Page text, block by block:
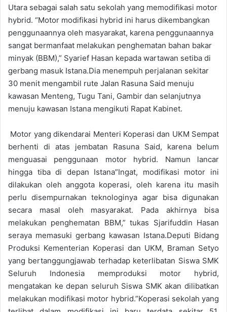
Utara sebagai salah satu sekolah yang memodifikasi motor
hybrid. “Motor modifikasi hybrid ini harus dikembangkan
penggunaannya oleh masyarakat, karena penggunaannya
sangat bermanfaat melakukan penghematan bahan bakar
minyak (BBM),” Syarief Hasan kepada wartawan setiba di
gerbang masuk Istana.Dia menempuh perjalanan sekitar
30 menit mengambil rute Jalan Rasuna Said menuju
kawasan Menteng, Tugu Tani, Gambir dan selanjutnya
menuju kawasan Istana mengikuti Rapat Kabinet.
Motor yang dikendarai Menteri Koperasi dan UKM Sempat
berhenti di atas jembatan Rasuna Said, karena belum
menguasai penggunaan motor hybrid. Namun lancar
hingga tiba di depan Istana”Ingat, modifikasi motor ini
dilakukan oleh anggota koperasi, oleh karena itu masih
perlu disempurnakan teknologinya agar bisa digunakan
secara masal oleh masyarakat. Pada akhirnya bisa
melakukan penghematan BBM,” tukas Sjarifuddin Hasan
seraya memasuki gerbang kawasan Istana.Deputi Bidang
Produksi Kementerian Koperasi dan UKM, Braman Setyo
yang bertanggungjawab terhadap keterlibatan Siswa SMK
Seluruh Indonesia memproduksi motor hybrid,
mengatakan ke depan seluruh Siswa SMK akan dilibatkan
melakukan modifikasi motor hybrid.”Koperasi sekolah yang